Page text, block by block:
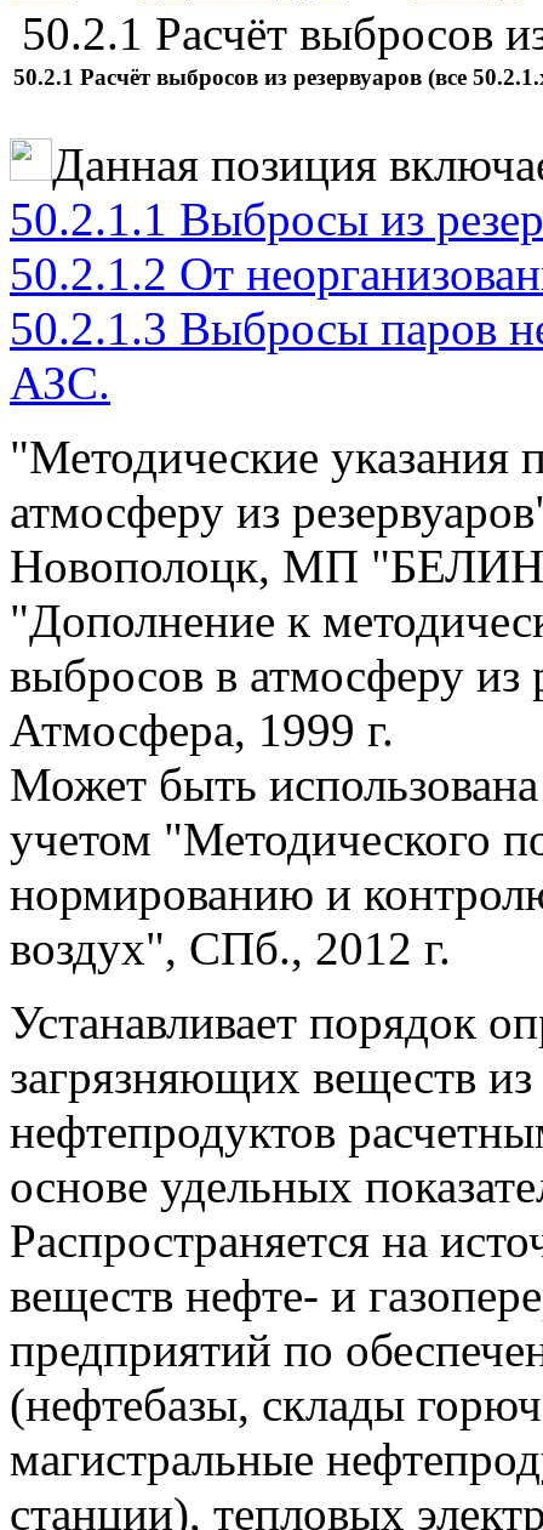
50.2.1 Расчёт выбросов
50.2.1 Расчёт выбросов из резервуаров (все
Данная позиция
50.2.1.1 Выбросы из
50.2.1.2 От
50.2.1.3 Выбросы паров
АЗС.
"Методические указания
атмосферу из
Новополоцк, МП
"Дополнение к
выбросов в атмосферу
Атмосфера, 1999 г.
Может быть
учетом "Методического
нормированию и
воздух", СПб., 2012 г.
Устанавливает порядок
загрязняющих веществ
нефтепродуктов
основе удельных
Распространяется на
веществ нефте- и
предприятий по
(нефтебазы, склады
магистральные
станции), тепловых